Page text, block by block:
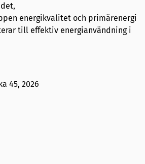
energikvalitet och primärenergi
till effektiv energianvändning i
45, 2026